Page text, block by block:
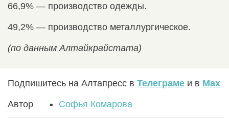
66,9% — производство одежды.
49,2% — производство металлургическое.
(по данным Алтайкрайстата)
Подпишитесь на Алтапресс в Телеграме и в Max
Автор Софья Комарова